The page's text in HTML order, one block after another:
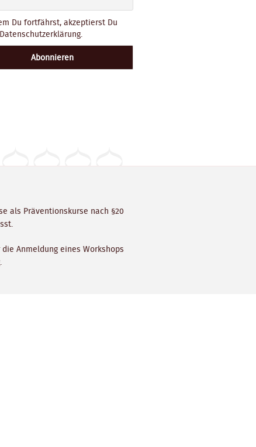
Du fortfährst, akzeptierst Du
als Präventionskurse nach §20
Anmeldung eines Workshops